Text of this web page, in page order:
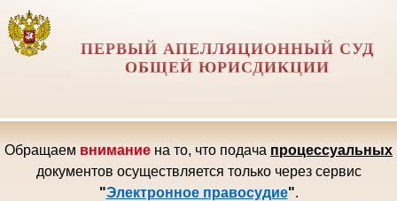
ПЕРВЫЙ АПЕЛЛЯЦИОННЫЙ СУД
ОБЩЕЙ ЮРИСДИКЦИИ
Обращаем внимание на то, что подача процессуальных
документов осуществляется только через сервис
"Электронное правосудие".